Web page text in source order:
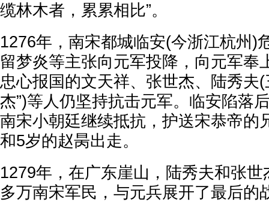
缆林木者，累累相比”。
1276年，南宋都城临安(今浙江杭州)
留梦炎等主张向元军投降，向元军奉
忠心报国的文天祥、张世杰、陆秀夫
杰”)等人仍坚持抗击元军。临安陷落
南宋小朝廷继续抵抗，护送宋恭帝
和5岁的赵昺出走。
1279年，在广东崖山，陆秀夫和张
多万南宋军民，与元兵展开了最后的